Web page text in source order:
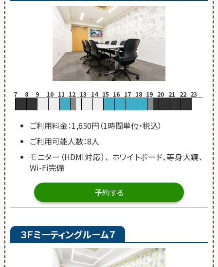
7 8 9 10 11 12 13 14 15 16 17 18 19 20 21 22 23
ご利用料金：1,650円（1時間単位・税込）
ご利用可能人数：8人
モニター（HDMI対応）、 ホワイトボード、等身大鏡、
Wi-Fi完備
予約する
３Ｆミーティングルーム７